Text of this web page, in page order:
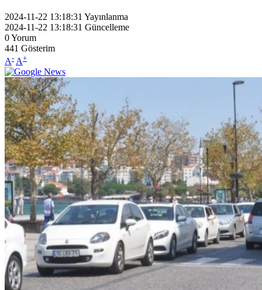
2024-11-22 13:18:31 Yayınlanma
2024-11-22 13:18:31 Güncelleme
0Yorum
441 Gösterim
A- A+